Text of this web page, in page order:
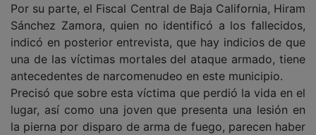
Por su parte, el Fiscal Central de Baja California, Hiram
Sánchez Zamora, quien no identificó a los fallecidos,
indicó en posterior entrevista, que hay indicios de que
una de las víctimas mortales del ataque armado, tiene
antecedentes de narcomenudeo en este municipio.
Precisó que sobre esta víctima que perdió la vida en el
lugar, así como una joven que presenta una lesión en
la pierna por disparo de arma de fuego, parecen haber